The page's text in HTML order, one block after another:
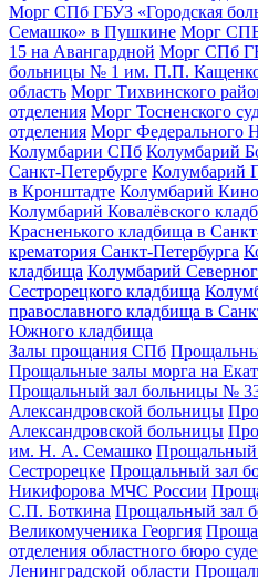
Морг СПб ГБУЗ «Городская
Семашко» в Пушкине Морг СПБ
15 на Авангардной Морг СПб
больницы № 1 им. П.П. Кащенко
область Морг Тихвинского
отделения Морг Тосненского
отделения Морг
Колумбарии СПб Колумбарий
Санкт-Петербурге Колумбарий
в Кронштадте Колумбарий
Колумбарий Ковалёвского
Красненького кладбища в
крематория Cанкт-Петербурга
кладбища Колумбарий
Сестрорецкого кладбища
православного кладбища в
Южного кладбища
Залы прощания СПб
Прощальные залы морга на
Прощальный зал больницы №
Александровской больницы
Александровской больницы
им. Н. А. Семашко Прощальный
Сестрорецке Прощальный зал
Никифорова МЧС России
С.П. Боткина Прощальный зал
Великомученика Георгия
отделения областного бюро
Ленинградской области